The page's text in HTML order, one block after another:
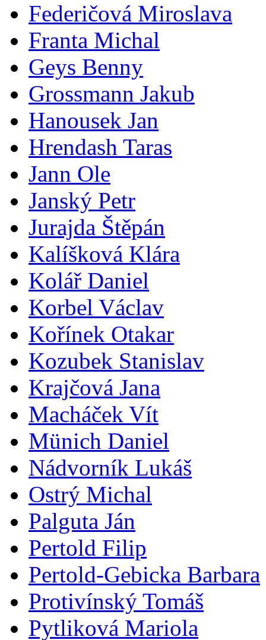
Federičová Miroslava
Franta Michal
Geys Benny
Grossmann Jakub
Hanousek Jan
Hrendash Taras
Jann Ole
Janský Petr
Jurajda Štěpán
Kalíšková Klára
Kolář Daniel
Korbel Václav
Kořínek Otakar
Kozubek Stanislav
Krajčová Jana
Macháček Vít
Münich Daniel
Nádvorník Lukáš
Ostrý Michal
Palguta Ján
Pertold Filip
Pertold-Gebicka Barbara
Protivínský Tomáš
Pytliková Mariola